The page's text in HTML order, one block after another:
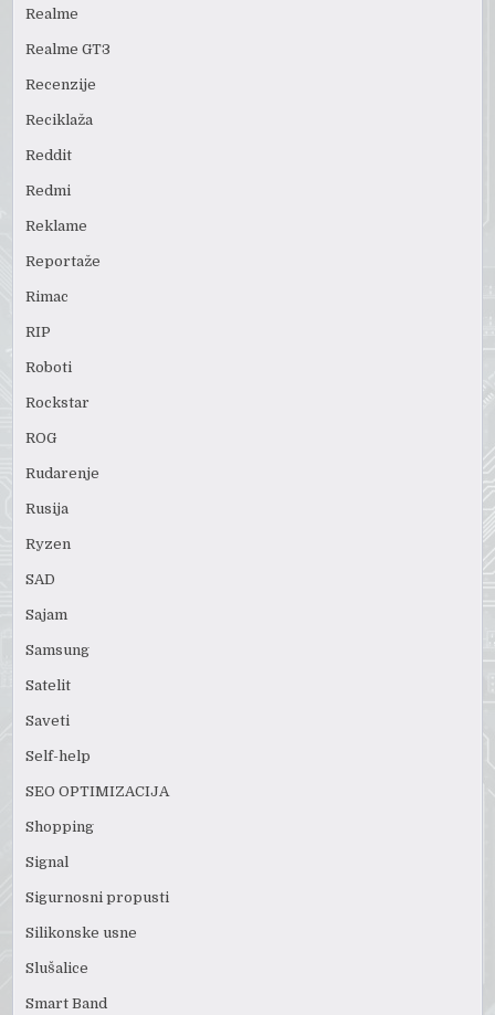
Realme
Realme GT3
Recenzije
Reciklaža
Reddit
Redmi
Reklame
Reportaže
Rimac
RIP
Roboti
Rockstar
ROG
Rudarenje
Rusija
Ryzen
SAD
Sajam
Samsung
Satelit
Saveti
Self-help
SEO OPTIMIZACIJA
Shopping
Signal
Sigurnosni propusti
Silikonske usne
Slušalice
Smart Band